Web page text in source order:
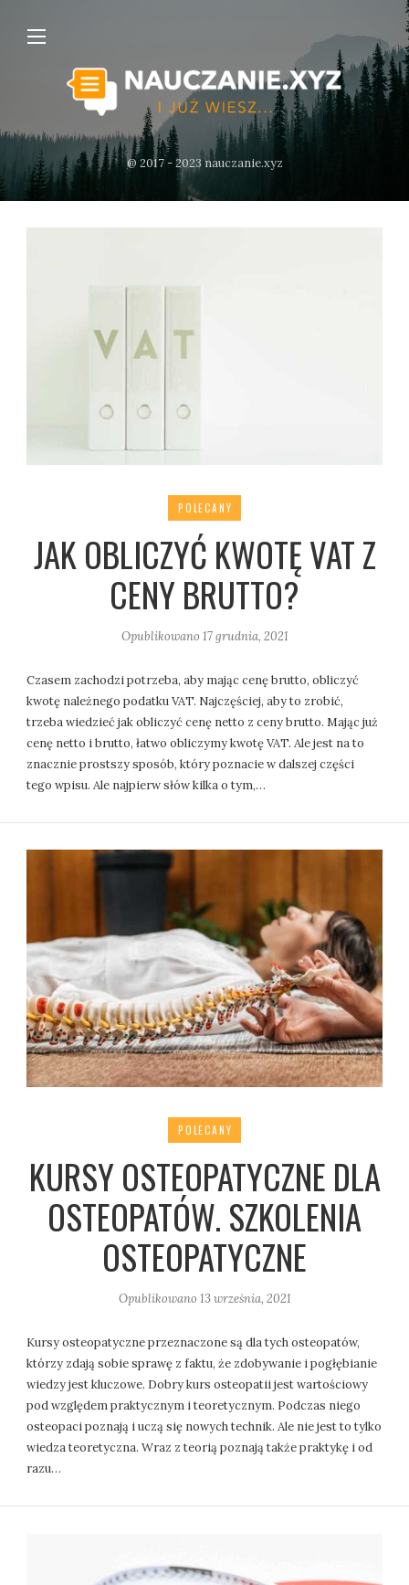
@ 2017 - 2023 nauczanie.xyz
POLECANY
JAK OBLICZYĆ KWOTĘ VAT Z
CENY BRUTTO?
Opublikowano 17 grudnia, 2021
Czasem zachodzi potrzeba, aby mając cenę brutto, obliczyć
kwotę należnego podatku VAT. Najczęściej, aby to zrobić,
trzeba wiedzieć jak obliczyć cenę netto z ceny brutto. Mając już
cenę netto i brutto, łatwo obliczymy kwotę VAT. Ale jest na to
znacznie prostszy sposób, który poznacie w dalszej części
tego wpisu. Ale najpierw słów kilka o tym,…
POLECANY
KURSY OSTEOPATYCZNE DLA
OSTEOPATÓW. SZKOLENIA
OSTEOPATYCZNE
Opublikowano 13 września, 2021
Kursy osteopatyczne przeznaczone są dla tych osteopatów,
którzy zdają sobie sprawę z faktu, że zdobywanie i pogłębianie
wiedzy jest kluczowe. Dobry kurs osteopatii jest wartościowy
pod względem praktycznym i teoretycznym. Podczas niego
osteopaci poznają i uczą się nowych technik. Ale nie jest to tylko
wiedza teoretyczna. Wraz z teorią poznają także praktykę i od
razu…